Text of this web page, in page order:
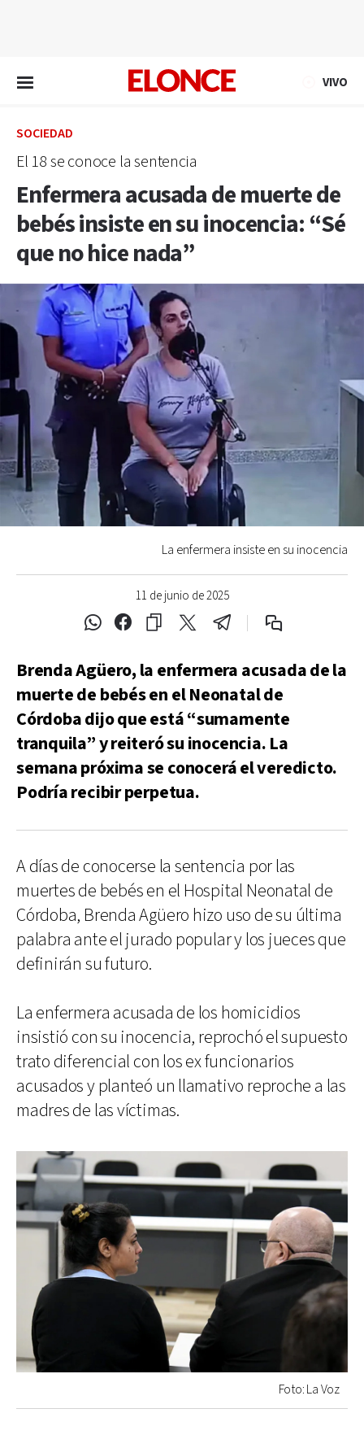
VIVO
SOCIEDAD
El 18 se conoce la sentencia
Enfermera acusada de muerte de
bebés insiste en su inocencia: “Sé
que no hice nada”
11 de junio de 2025
La enfermera insiste en su inocencia
Brenda Agüero, la enfermera acusada de la
muerte de bebés en el Neonatal de
Córdoba dijo que está “sumamente
tranquila” y reiteró su inocencia. La
semana próxima se conocerá el veredicto.
Podría recibir perpetua.
A días de conocerse la sentencia por las
muertes de bebés en el Hospital Neonatal de
Córdoba, Brenda Agüero hizo uso de su última
palabra ante el jurado popular y los jueces que
definirán su futuro.
La enfermera acusada de los homicidios
insistió con su inocencia, reprochó el supuesto
trato diferencial con los ex funcionarios
acusados y planteó un llamativo reproche a las
madres de las víctimas.
Foto: La Voz